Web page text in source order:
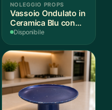
NOLEGGIO PROPS
Vassoio Ondulato in
Ceramica Blu con
Bordo Dorato
Disponibile